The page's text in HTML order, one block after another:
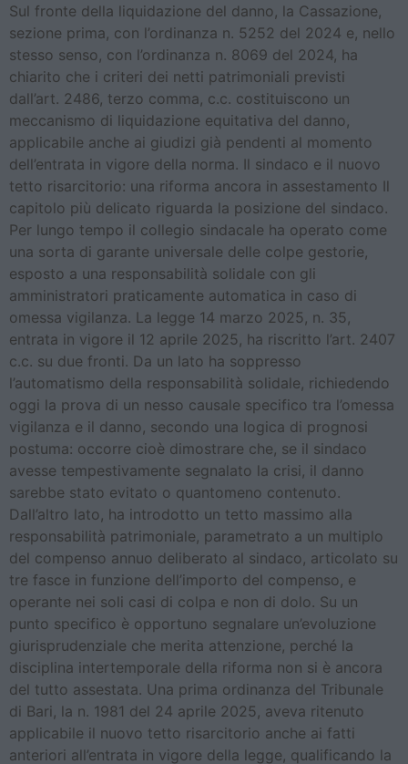
Sul fronte della liquidazione del danno, la Cassazione,
sezione prima, con l’ordinanza n. 5252 del 2024 e, nello
stesso senso, con l’ordinanza n. 8069 del 2024, ha
chiarito che i criteri dei netti patrimoniali previsti
dall’art. 2486, terzo comma, c.c. costituiscono un
meccanismo di liquidazione equitativa del danno,
applicabile anche ai giudizi già pendenti al momento
dell’entrata in vigore della norma. Il sindaco e il nuovo
tetto risarcitorio: una riforma ancora in assestamento Il
capitolo più delicato riguarda la posizione del sindaco.
Per lungo tempo il collegio sindacale ha operato come
una sorta di garante universale delle colpe gestorie,
esposto a una responsabilità solidale con gli
amministratori praticamente automatica in caso di
omessa vigilanza. La legge 14 marzo 2025, n. 35,
entrata in vigore il 12 aprile 2025, ha riscritto l’art. 2407
c.c. su due fronti. Da un lato ha soppresso
l’automatismo della responsabilità solidale, richiedendo
oggi la prova di un nesso causale specifico tra l’omessa
vigilanza e il danno, secondo una logica di prognosi
postuma: occorre cioè dimostrare che, se il sindaco
avesse tempestivamente segnalato la crisi, il danno
sarebbe stato evitato o quantomeno contenuto.
Dall’altro lato, ha introdotto un tetto massimo alla
responsabilità patrimoniale, parametrato a un multiplo
del compenso annuo deliberato al sindaco, articolato su
tre fasce in funzione dell’importo del compenso, e
operante nei soli casi di colpa e non di dolo. Su un
punto specifico è opportuno segnalare un’evoluzione
giurisprudenziale che merita attenzione, perché la
disciplina intertemporale della riforma non si è ancora
del tutto assestata. Una prima ordinanza del Tribunale
di Bari, la n. 1981 del 24 aprile 2025, aveva ritenuto
applicabile il nuovo tetto risarcitorio anche ai fatti
anteriori all’entrata in vigore della legge, qualificando la